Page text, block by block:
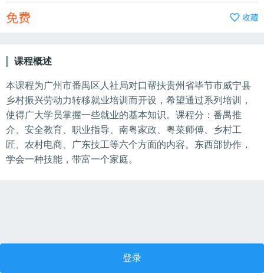
免费
课程概述
本课程为广州市番禺区人社局对口帮扶贵州省毕节市威宁县
乡村振兴劳动力转移就业培训而开设，希望通过系列培训，
使得广大学员掌握一些就业的基本知识。 课程分：番禺推
介、安全教育、职业指导、南粤家政、粤菜师傅、乡村工
匠、农村电商、广东技工等六个方面的内容。东西部协作，
学会一种技能，带富一个家庭。
登录